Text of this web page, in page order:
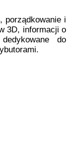
porządkowanie i
3D, informacji o
do